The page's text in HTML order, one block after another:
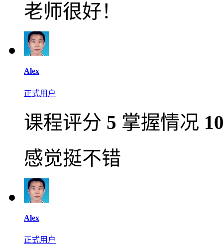
老师很好！
Alex
正式用户
课程评分 5 掌握情况
感觉挺不错
Alex
正式用户